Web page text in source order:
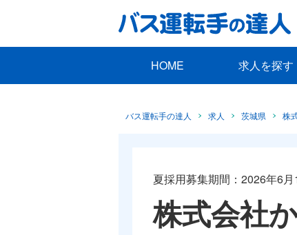
HOME 求人を探す
バス運転手の達人 求人 茨城県 株
夏採用募集期間：2026年6
株式会社